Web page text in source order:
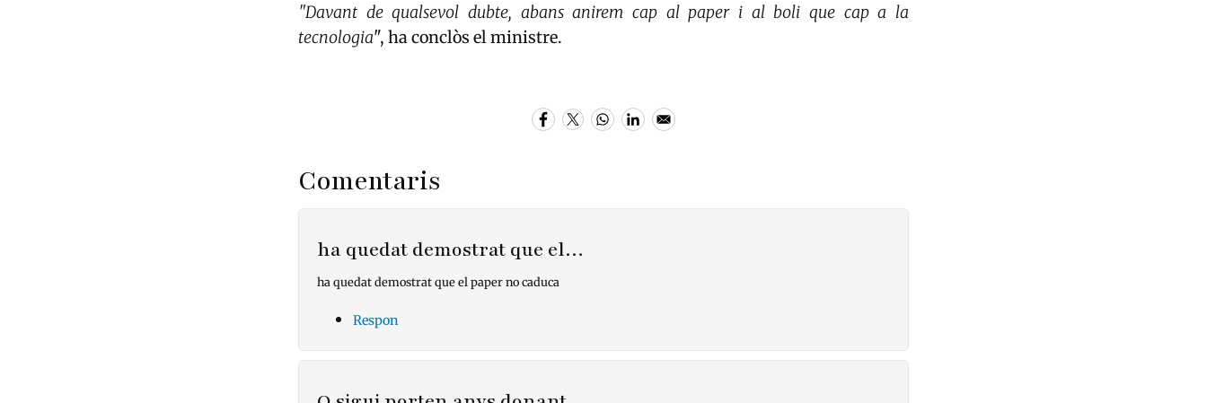
"Davant de qualsevol dubte, abans anirem cap al paper i al boli que cap a la
tecnologia", ha conclòs el ministre.
Comentaris
ha quedat demostrat que el…
ha quedat demostrat que el paper no caduca
Respon